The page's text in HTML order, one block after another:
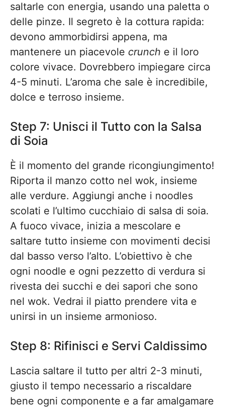
saltarle con energia, usando una paletta o
delle pinze. Il segreto è la cottura rapida:
devono ammorbidirsi appena, ma
mantenere un piacevole crunch e il loro
colore vivace. Dovrebbero impiegare circa
4-5 minuti. L’aroma che sale è incredibile,
dolce e terroso insieme.
Step 7: Unisci il Tutto con la Salsa
di Soia
È il momento del grande ricongiungimento!
Riporta il manzo cotto nel wok, insieme
alle verdure. Aggiungi anche i noodles
scolati e l’ultimo cucchiaio di salsa di soia.
A fuoco vivace, inizia a mescolare e
saltare tutto insieme con movimenti decisi
dal basso verso l’alto. L’obiettivo è che
ogni noodle e ogni pezzetto di verdura si
rivesta dei succhi e dei sapori che sono
nel wok. Vedrai il piatto prendere vita e
unirsi in un insieme armonioso.
Step 8: Rifinisci e Servi Caldissimo
Lascia saltare il tutto per altri 2-3 minuti,
giusto il tempo necessario a riscaldare
bene ogni componente e a far amalgamare